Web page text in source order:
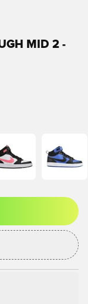
MID 2 -
dig som medlem